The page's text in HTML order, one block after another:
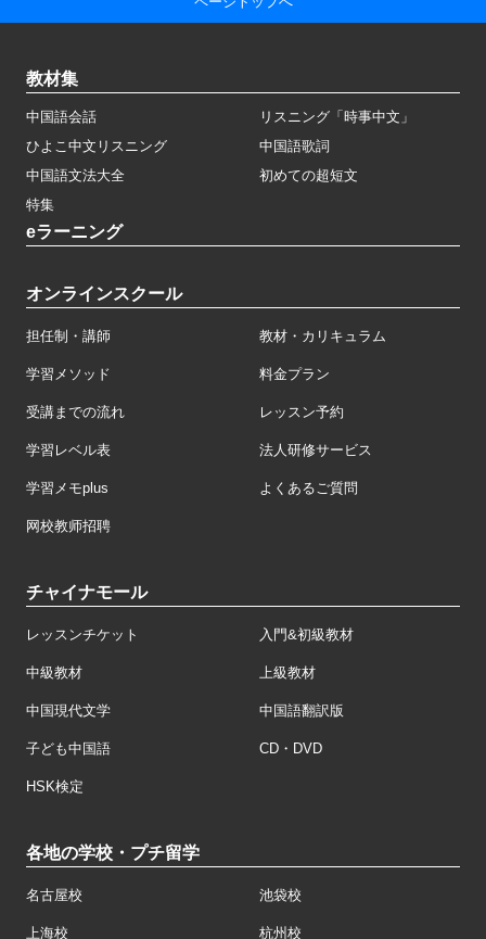
教材集
中国語会話
リスニング「時事中文」
ひよこ中文リスニング
中国語歌詞
中国語文法大全
初めての超短文
特集
eラーニング
オンラインスクール
担任制・講師 教材・カリキュラム
学習メソッド 料金プラン
受講までの流れ レッスン予約
学習レベル表 法人研修サービス
学習メモplus よくあるご質問
网校教师招聘
チャイナモール
レッスンチケット 入門&初級教材
中級教材 上級教材
中国現代文学 中国語翻訳版
子ども中国語 CD・DVD
HSK検定
各地の学校・プチ留学
名古屋校 池袋校
上海校 杭州校